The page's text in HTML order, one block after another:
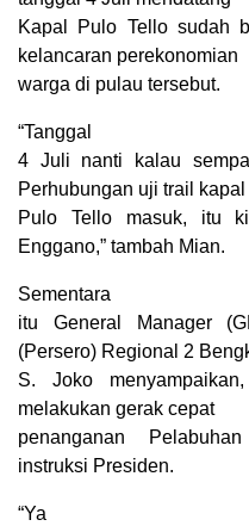
Kapal Pulo Tello sudah
kelancaran perekonomian
warga di pulau tersebut.
“Tanggal
4 Juli nanti kalau
Perhubungan uji trail kapal
Pulo Tello masuk, itu
Enggano,” tambah Mian.
Sementara
itu General Manager
(Persero) Regional 2
S. Joko
melakukan gerak cepat
penanganan
instruksi Presiden.
“Ya